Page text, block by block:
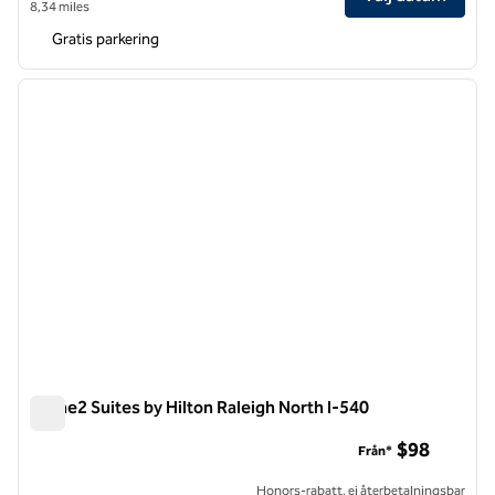
8,34 miles
Gratis parkering
1 av 12
nästa
Home2 Suites by Hilton Raleigh North I-540
Från* $98
Honors-rabatt, ej återbetalningsbar